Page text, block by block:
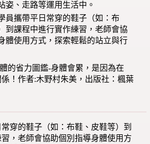
姿、走路等運用生活中。
員攜帶平日常穿的鞋子（如：布
到課程中進行實作練習，老師會協
體使用方式，探索輕鬆的站立與行
的省力圖鑑-身體會累，是因為在
係！作者:木野村朱美，出版社：楓葉
穿的鞋子（如：布鞋、皮鞋等）到
，老師會協助個別指導身體使用方